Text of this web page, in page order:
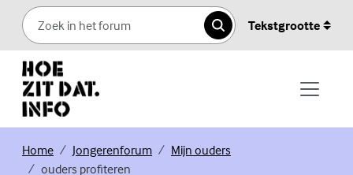
Skip to content
Zoeken
Tekstgrootte
Home(Externe link)
Jongerenforum(Externe link)
Mijn ouders
ouders profiteren